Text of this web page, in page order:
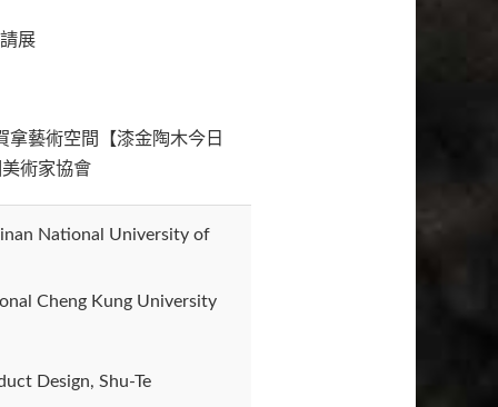
展
藝術空間【漆金陶木今日
術家協會
National University of
Cheng Kung University
Design, Shu-Te